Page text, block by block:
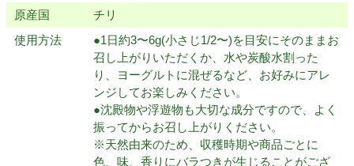
原産国
チリ
使用方法
●1日約3〜6g(小さじ1/2〜)を目安にそのままお
召し上がりいただくか、水や炭酸水割った
り、ヨーグルトに混ぜるなど、お好みにアレ
ンジしてお楽しみください。
●沈殿物や浮遊物も大切な成分ですので、よく
振ってからお召し上がりください。
※天然由来のため、収穫時期や商品ごとに
色、味、香りにバラつきが生じることがござ